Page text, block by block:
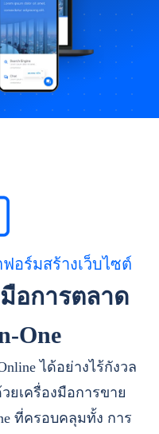
ฟอร์มสร้างเว็บไซต์
อการตลาด
One
ได้อย่างไร้กังวล
ยเครื่องมือการขาย
ที่ครอบคลุมทั้ง การ